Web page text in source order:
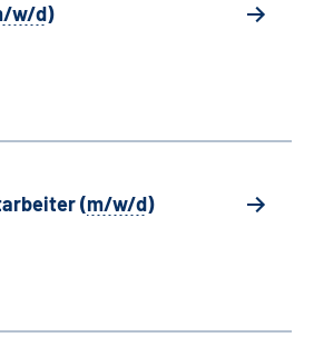
w/d)
(m/w/d)